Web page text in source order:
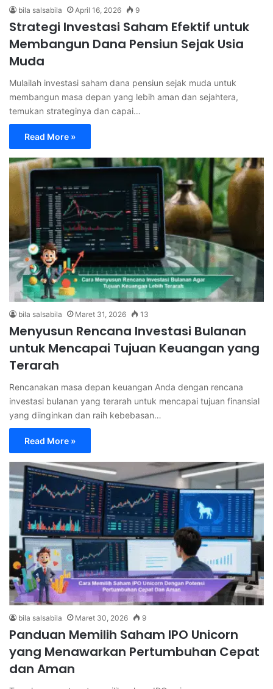
bila salsabila April 16, 2026 9
Strategi Investasi Saham Efektif untuk
Membangun Dana Pensiun Sejak Usia
Muda
Mulailah investasi saham dana pensiun sejak muda untuk
membangun masa depan yang lebih aman dan sejahtera,
temukan strateginya dan capai…
Read More »
bila salsabila Maret 31, 2026 13
Menyusun Rencana Investasi Bulanan
untuk Mencapai Tujuan Keuangan yang
Terarah
Rencanakan masa depan keuangan Anda dengan rencana
investasi bulanan yang terarah untuk mencapai tujuan finansial
yang diinginkan dan raih kebebasan…
Read More »
bila salsabila Maret 30, 2026 9
Panduan Memilih Saham IPO Unicorn
yang Menawarkan Pertumbuhan Cepat
dan Aman